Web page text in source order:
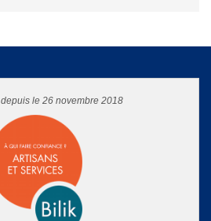
le 26 novembre 2018